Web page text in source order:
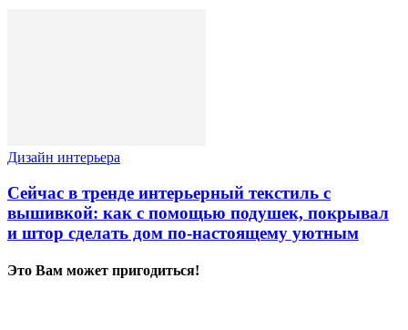
Дизайн интерьера
Сейчас в тренде интерьерный текстиль с
вышивкой: как с помощью подушек, покрывал
и штор сделать дом по-настоящему уютным
Это Вам может пригодиться!